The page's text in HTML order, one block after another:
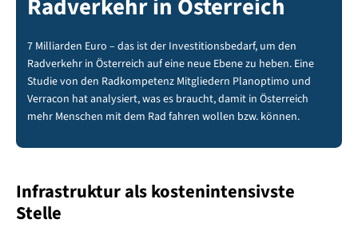
Radverkehr in Österreich
7 Milliarden Euro – das ist der Investitionsbedarf, um den
Radverkehr in Österreich auf eine neue Ebene zu heben. Eine
Studie von den Radkompetenz Mitgliedern Planoptimo und
Verracon hat analysiert, was es braucht, damit in Österreich
mehr Menschen mit dem Rad fahren wollen bzw. können.
Infrastruktur als kostenintensivste
Stelle